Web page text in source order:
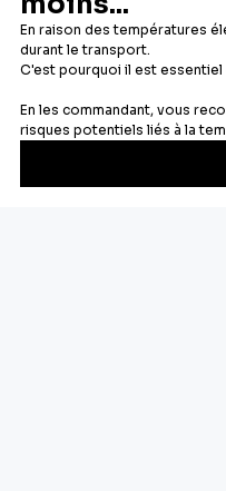
Newsletter
Recevez les recettes, astuces
Vous pourrez vous désinscrire